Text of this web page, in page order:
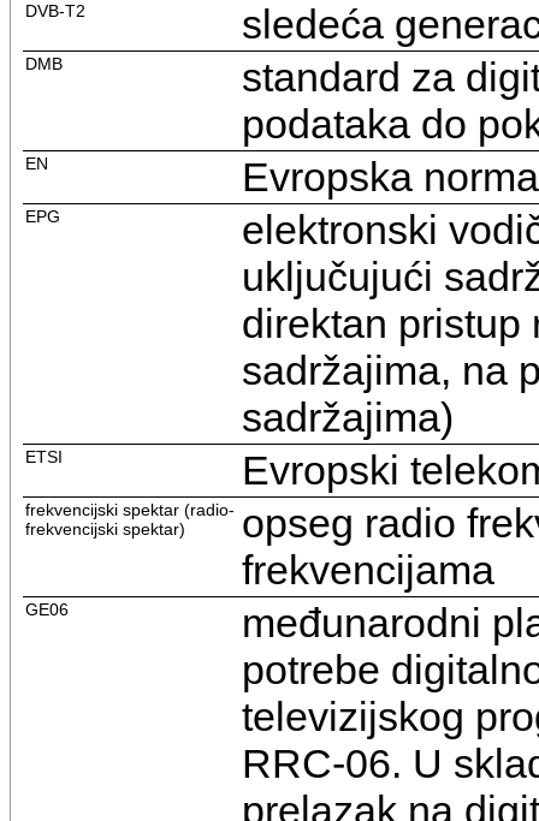
DVB-T2 sledeća
DMB
standard za
podataka do
EN Evropska norma
EPG
elektronski
uključujući
direktan pristup
sadržajima, na
sadržajima)
ETSI Evropski
frekvencijski spektar (radio-
frekvencijski spektar)
opseg radio
frekvencijama
GE06
međunarodni
potrebe
televizijskog
RRC-06. U
prelazak na